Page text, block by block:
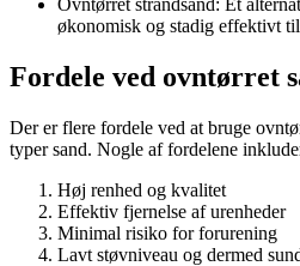
Ovntørret strandsand: Et
økonomisk og stadig effektivt
Fordele ved ovntørret
Der er flere fordele ved at bruge
typer sand. Nogle af fordelene
Høj renhed og kvalitet
Effektiv fjernelse af urenheder
Minimal risiko for forurening
Lavt støvniveau og dermed